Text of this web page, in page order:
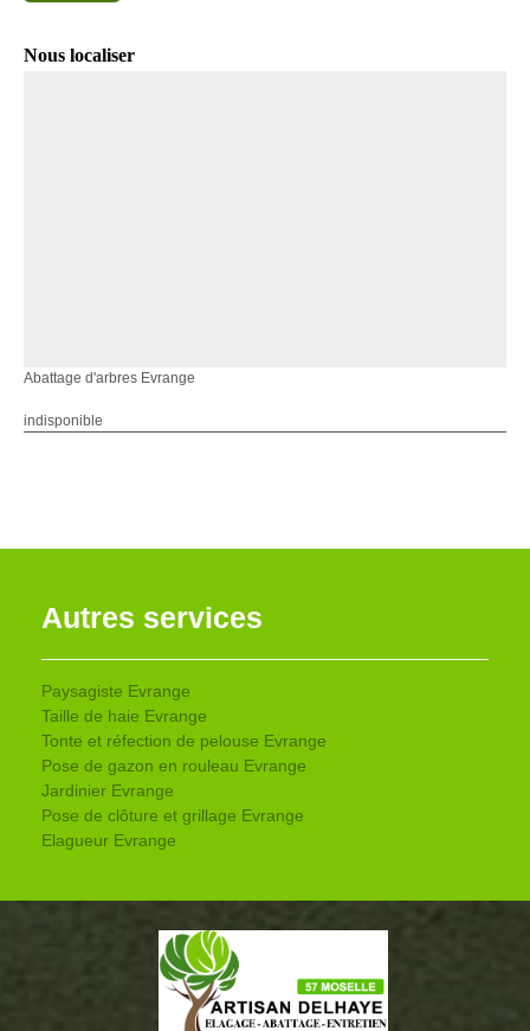
Nous localiser
Abattage d'arbres Evrange
indisponible
Autres services
Paysagiste Evrange
Taille de haie Evrange
Tonte et réfection de pelouse Evrange
Pose de gazon en rouleau Evrange
Jardinier Evrange
Pose de clôture et grillage Evrange
Elagueur Evrange